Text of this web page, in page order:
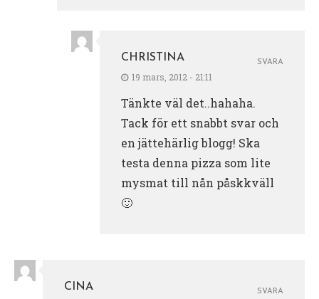
CHRISTINA
19 mars, 2012 - 21:11
Tänkte väl det..hahaha.
Tack för ett snabbt svar och
en jättehärlig blogg! Ska
testa denna pizza som lite
mysmat till nån påskkväll
🙂
SVARA
CINA
SVARA